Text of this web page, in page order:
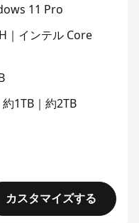
11 Pro
｜インテル Core
1TB｜約2TB
カスタマイズする